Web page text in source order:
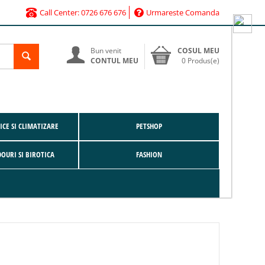
Call Center: 0726 676 676 Urmareste Comanda
COSUL MEU
0 Produs(e)
Bun venit
CONTUL MEU
SI CLIMATIZARE PETSHOP
SI BIROTICA FASHION